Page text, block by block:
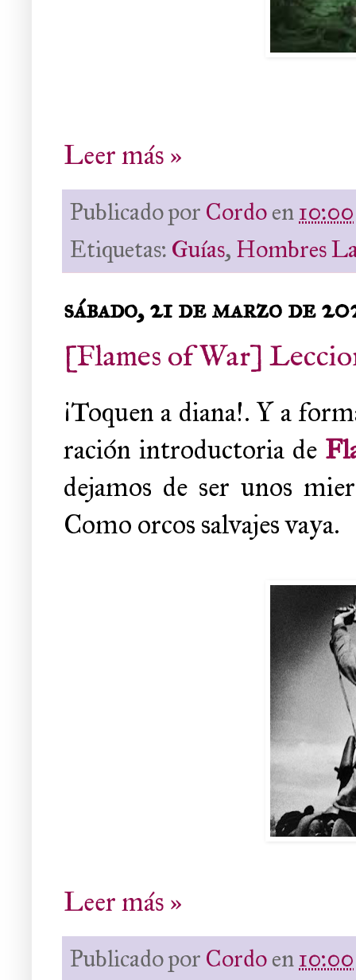
Leer más »
Publicado por Cordoen10:00
Etiquetas: Guías, Hombres
sábado, 21 de marzo de
[Flames of War]
¡Toquen a diana!. Y a
ración introductoria de
dejamos de ser unos
Como orcos salvajes vaya.
Leer más »
Publicado por Cordoen10:00